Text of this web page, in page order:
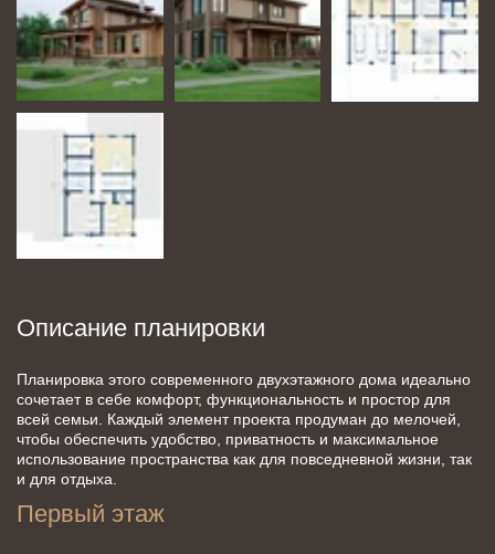
Описание планировки
Планировка этого современного двухэтажного дома идеально
сочетает в себе комфорт, функциональность и простор для
всей семьи. Каждый элемент проекта продуман до мелочей,
чтобы обеспечить удобство, приватность и максимальное
использование пространства как для повседневной жизни, так
и для отдыха.
Первый этаж